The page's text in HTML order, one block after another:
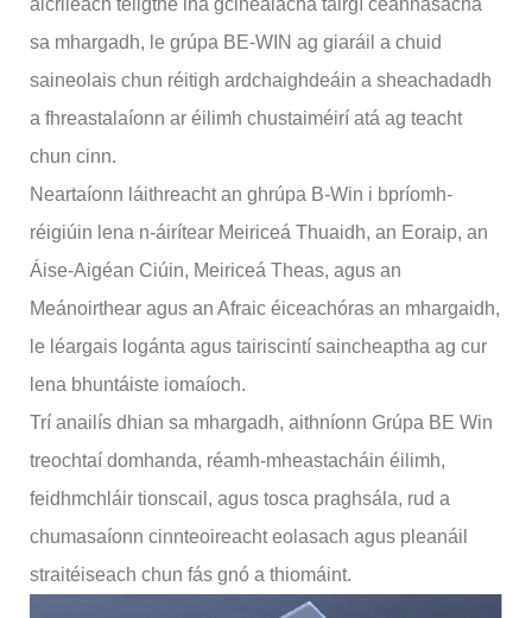
aicrileach teilgthe ina gcineálacha táirgí ceannasacha
sa mhargadh, le grúpa BE-WIN ag giaráil a chuid
saineolais chun réitigh ardchaighdeáin a sheachadadh
a fhreastalaíonn ar éilimh chustaiméirí atá ag teacht
chun cinn.
Neartaíonn láithreacht an ghrúpa B-Win i bpríomh-
réigiúin lena n-áirítear Meiriceá Thuaidh, an Eoraip, an
Áise-Aigéan Ciúin, Meiriceá Theas, agus an
Meánoirthear agus an Afraic éiceachóras an mhargaidh,
le léargais logánta agus tairiscintí saincheaptha ag cur
lena bhuntáiste iomaíoch.
Trí anailís dhian sa mhargadh, aithníonn Grúpa BE Win
treochtaí domhanda, réamh-mheastacháin éilimh,
feidhmchláir tionscail, agus tosca praghsála, rud a
chumasaíonn cinnteoireacht eolasach agus pleanáil
straitéiseach chun fás gnó a thiomáint.